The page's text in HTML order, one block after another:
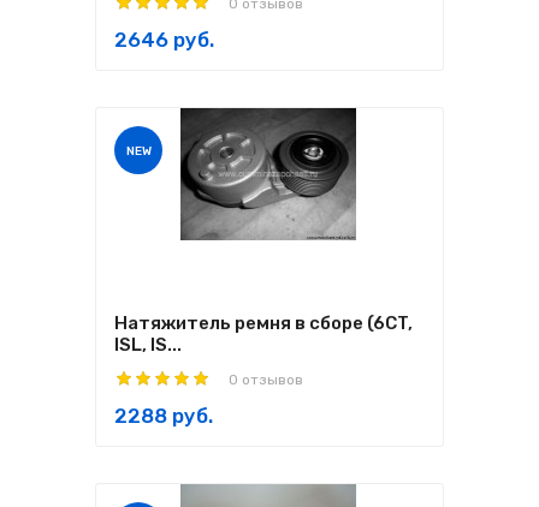
0 отзывов
2646 руб.
NEW
Натяжитель ремня в сборе (6CT,
ISL, IS...
0 отзывов
2288 руб.